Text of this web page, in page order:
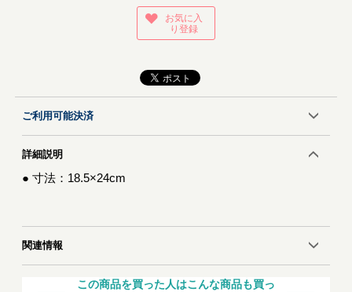
お気に入
り登録
ご利用可能決済
詳細説明
● 寸法：18.5×24cm
関連情報
この商品を買った人はこんな商品も買っ